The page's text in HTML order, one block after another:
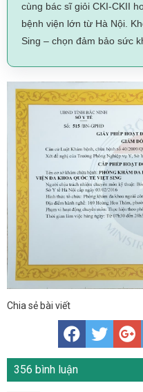
cùng bác sĩ giỏi CKI-CKII
bệnh viện lớn từ Hà Nội.
Sing – chọn đảm bảo sức
Chia sẻ bài viết
356 bình luận